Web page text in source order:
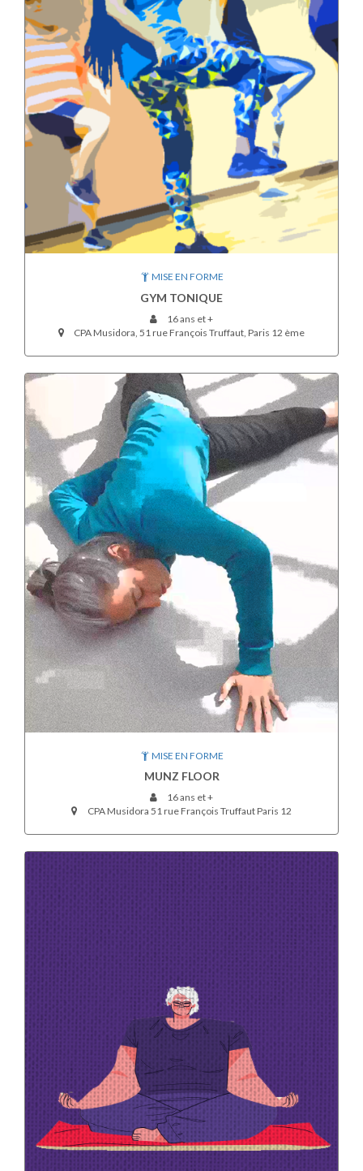
MISE EN FORME
GYM TONIQUE
16 ans et +
CPA Musidora, 51 rue François Truffaut, Paris 12 ème
MISE EN FORME
MUNZ FLOOR
16 ans et +
CPA Musidora 51 rue François Truffaut Paris 12